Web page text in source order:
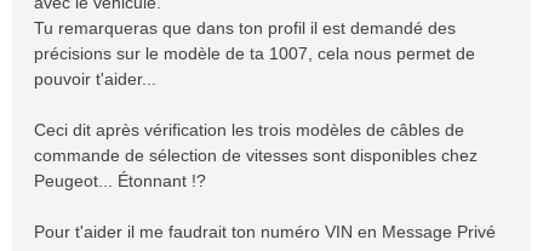
e
Tu remarqueras que dans ton profil il est demandé des
précisions sur le modèle de ta 1007, cela nous permet de
pouvoir t'aider...
Ceci dit après vérification les trois modèles de câbles de
commande de sélection de vitesses sont disponibles chez
Peugeot... Étonnant !?
Pour t'aider il me faudrait ton numéro VIN en Message Privé